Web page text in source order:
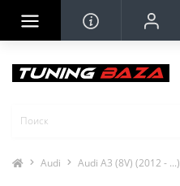
Audi Audi A3 (8V) (2012 - ...)